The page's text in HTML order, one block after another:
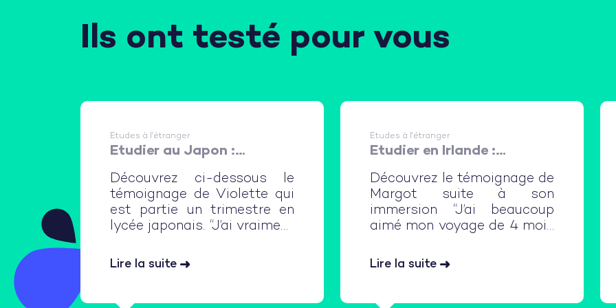
Ils ont testé pour vous
Etudes à l'étranger
Etudier au Japon :
immersion en lycée et en
famille d'accueil
Découvrez ci-dessous le
témoignage de Violette qui
est partie un trimestre en
lycée japonais. “J’ai vraiment
j’y étais très heureuse, je n’ai
Lire la suite
Etudes à l'étranger
Etudier en Irlande :
immersion en lycée et en
famille d'accueil
Découvrez le témoignage de
Margot suite à son
immersion “J’ai beaucoup
aimé mon voyage de 4 mois
21 août au 19 décembre
Lire la suite